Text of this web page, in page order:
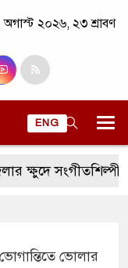
২০২৬, ২৩ শ্রাবণ
ENG
অনুশ্রী
ভোলার